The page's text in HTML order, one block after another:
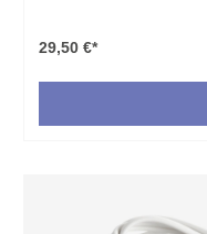
29,50 €*